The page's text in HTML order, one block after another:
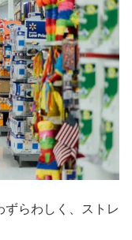
らわしく、ストレ